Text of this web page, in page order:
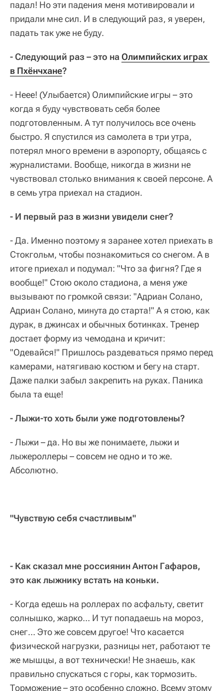
падал! Но эти падения меня мотивировали и
придали мне сил. И в следующий раз, я уверен,
падать так уже не буду.
- Следующий раз – это на Олимпийских играх
в Пхёнчхане?
- Неее! (Улыбается) Олимпийские игры – это
когда я буду чувствовать себя более
подготовленным. А тут получилось все очень
быстро. Я спустился из самолета в три утра,
потерял много времени в аэропорту, общаясь с
журналистами. Вообще, никогда в жизни не
чувствовал столько внимания к своей персоне. А
в семь утра приехал на стадион.
- И первый раз в жизни увидели снег?
- Да. Именно поэтому я заранее хотел приехать в
Стокгольм, чтобы познакомиться со снегом. А в
итоге приехал и подумал: "Что за фигня? Где я
вообще!" Стою около стадиона, а меня уже
вызывают по громкой связи: "Адриан Солано,
Адриан Солано, минута до старта!" А я стою, как
дурак, в джинсах и обычных ботинках. Тренер
достает форму из чемодана и кричит:
"Одевайся!" Пришлось раздеваться прямо перед
камерами, натягиваю костюм и бегу на старт.
Даже палки забыл закрепить на руках. Паника
была та еще!
- Лыжи-то хоть были уже подготовлены?
- Лыжи – да. Но вы же понимаете, лыжи и
лыжероллеры – совсем не одно и то же.
Абсолютно.
"Чувствую себя счастливым"
- Как сказал мне россиянин Антон Гафаров,
это как лыжнику встать на коньки.
- Когда едешь на роллерах по асфальту, светит
солнышко, жарко... И тут попадаешь на мороз,
снег… Это же совсем другое! Что касается
физической нагрузки, разницы нет, работают те
же мышцы, а вот технически! Не знаешь, как
правильно спускаться с горы, как тормозить.
Торможение – это особенно сложно. Всему этому